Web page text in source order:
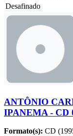
Desafinado
ANTÔNIO
IPANEMA - CD
Formato(s): CD